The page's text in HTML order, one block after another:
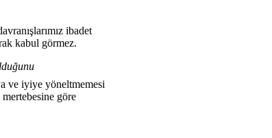
ibadet
kabul görmez.
ve iyiye yöneltmemesi
göre